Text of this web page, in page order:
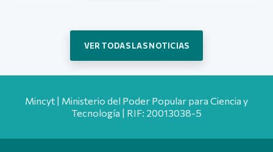
VER TODAS LAS NOTICIAS
Mincyt | Ministerio del Poder Popular para Ciencia y
Tecnología | RIF: 20013038-5